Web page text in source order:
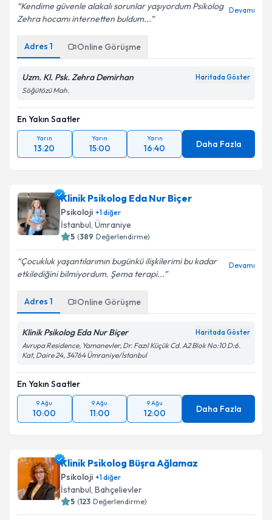
Kendime güvenle alakalı sorunlar yaşıyordum Psikolog
Zehra hocamı internetten buldum...
Devamı
Adres 1 Online Görüşme
Uzm. Kl. Psk. Zehra Demirhan Haritada Göster
Söğütözü Mah.
En Yakın Saatler
Yarın
13:20
Yarın
15:00
Yarın
16:40 Daha Fazla
Klinik Psikolog Eda Nur Biçer
Psikoloji +1diğer
İstanbul, Ümraniye
5 (389 Değerlendirme)
Çocukluk yaşantılarımın bugünkü ilişkilerimi bu kadar
etkilediğini bilmiyordum. Şema terapi...
Devamı
Adres 1 Online Görüşme
Klinik Psikolog Eda Nur Biçer Haritada Göster
Avrupa Residence, Yamanevler, Dr. Fazıl Küçük Cd. A2 Blok No:10 D:6.
Kat, Daire 24, 34764 Ümraniye/İstanbul
En Yakın Saatler
9 Ağu
10:00
9 Ağu
11:00
9 Ağu
12:00 Daha Fazla
Klinik Psikolog Büşra Ağlamaz
Psikoloji +1diğer
İstanbul, Bahçelievler
5 (123 Değerlendirme)